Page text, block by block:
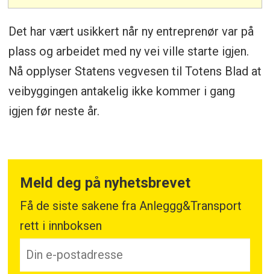
Det har vært usikkert når ny entreprenør var på
plass og arbeidet med ny vei ville starte igjen.
Nå opplyser Statens vegvesen til Totens Blad at
veibyggingen antakelig ikke kommer i gang
igjen før neste år.
Meld deg på nyhetsbrevet
Få de siste sakene fra Anleggg&Transport
rett i innboksen